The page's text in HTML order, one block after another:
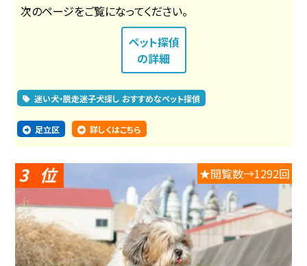
次のページをご覧になってください。
ペット探偵
の詳細
迷い犬・脱走迷子犬探し おすすめなペット探偵
足立区 詳しくはこちら
3 ★閲覧数→1292回